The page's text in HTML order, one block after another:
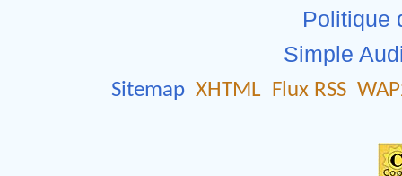
Politique
Simple
Sitemap XHTML Flux RSS